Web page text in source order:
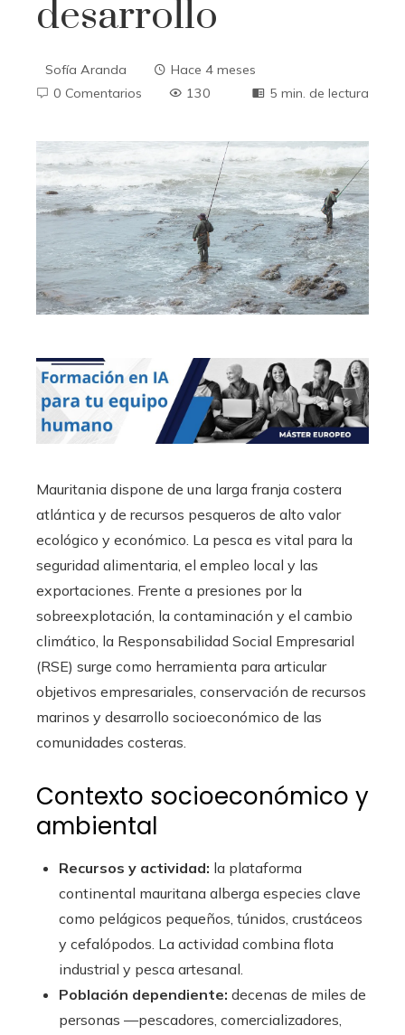
desarrollo
Sofía Aranda
Hace 4 meses
0 Comentarios
130 5 min. de lectura
Mauritania dispone de una larga franja costera
atlántica y de recursos pesqueros de alto valor
ecológico y económico. La pesca es vital para la
seguridad alimentaria, el empleo local y las
exportaciones. Frente a presiones por la
sobreexplotación, la contaminación y el cambio
climático, la Responsabilidad Social Empresarial
(RSE) surge como herramienta para articular
objetivos empresariales, conservación de recursos
marinos y desarrollo socioeconómico de las
comunidades costeras.
Contexto socioeconómico y
ambiental
Recursos y actividad: la plataforma
continental mauritana alberga especies clave
como pelágicos pequeños, túnidos, crustáceos
y cefalópodos. La actividad combina flota
industrial y pesca artesanal.
Población dependiente: decenas de miles de
personas —pescadores, comercializadores,